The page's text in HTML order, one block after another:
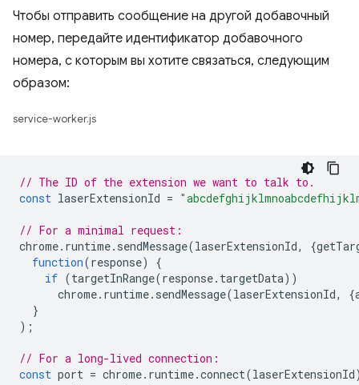
Чтобы отправить сообщение на другой добавочный
номер, передайте идентификатор добавочного
номера, с которым вы хотите связаться, следующим
образом:
service-worker.js
// The ID of the extension we want to talk to.
const laserExtensionId =
// For a minimal request:
chrome. runtime. sendMessage(laserExtensionId, {
function(response)
{
if (targetInRange(response. targetData))
chrome. runtime. sendMessage(laserExtensionId, {
}
);
// For a long-lived connection:
const port = chrome. runtime.connect(laserExtensionId